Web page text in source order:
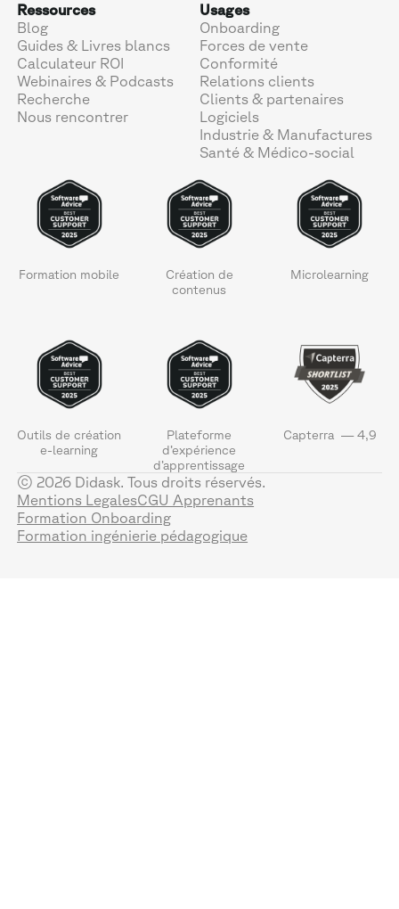
Ressources
Blog
Guides & Livres blancs
Calculateur ROI
Webinaires & Podcasts
Recherche
Nous rencontrer
Usages
Onboarding
Forces de vente
Conformité
Relations clients
Clients & partenaires
Logiciels
Industrie & Manufactures
Santé & Médico-social
Formation mobile
Création de
contenus
Microlearning
Outils de création
e-learning
Plateforme
d’expérience
d’apprentissage
Capterra — 4,9
© 2026 Didask. Tous droits réservés.
Mentions LegalesCGU Apprenants
Formation Onboarding
Formation ingénierie pédagogique